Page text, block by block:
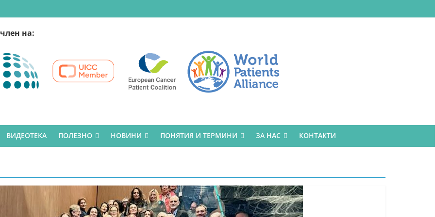
на:
ВИДЕОТЕКА ПОЛЕЗНО НОВИНИ ПОНЯТИЯ И ТЕРМИНИ ЗА НАС КОНТАКТИ